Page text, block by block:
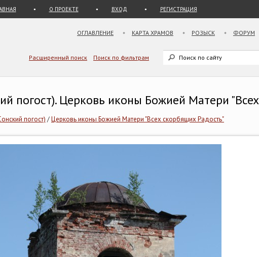
О ПРОЕКТЕ ВХОД РЕГИСТРАЦИЯ
ОГЛАВЛЕНИЕ КАРТА ХРАМОВ РОЗЫСК ФОРУМ
Расширенный поиск Поиск по фильтрам
погост). Церковь иконы Божией Матери
погост) /Церковь иконы Божией Матери "Всех скорбящих Радость"